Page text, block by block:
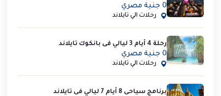
0 جنية مصري
رحلات الي تايلاند
رحلة 4 أيام 3 ليالي فى بانكوك تايلاند
0 جنية مصري
رحلات الي تايلاند
برنامج سياحى 8 أيام 7 ليالي فى تايلاند